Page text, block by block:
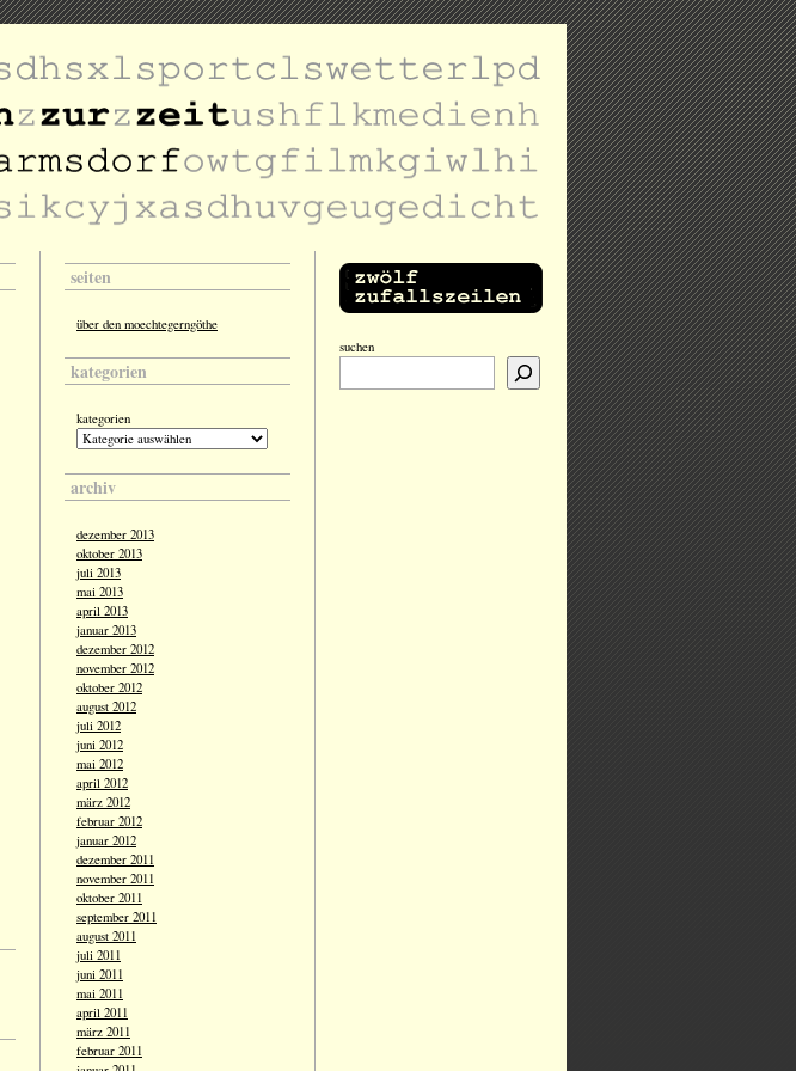
seiten
über den moechtegerngöthe
kategorien
kategorien
archiv
dezember 2013
oktober 2013
juli 2013
mai 2013
april 2013
januar 2013
dezember 2012
november 2012
oktober 2012
august 2012
juli 2012
juni 2012
mai 2012
april 2012
märz 2012
februar 2012
januar 2012
dezember 2011
november 2011
oktober 2011
september 2011
august 2011
juli 2011
juni 2011
mai 2011
april 2011
märz 2011
februar 2011
suchen